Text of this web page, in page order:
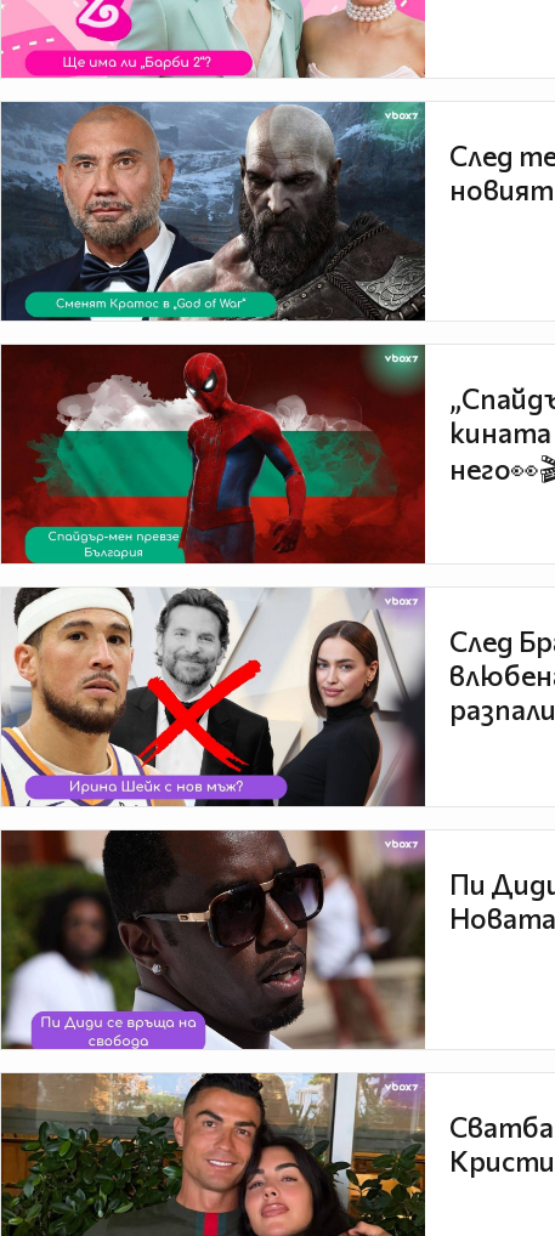
След
кината
След
Пи